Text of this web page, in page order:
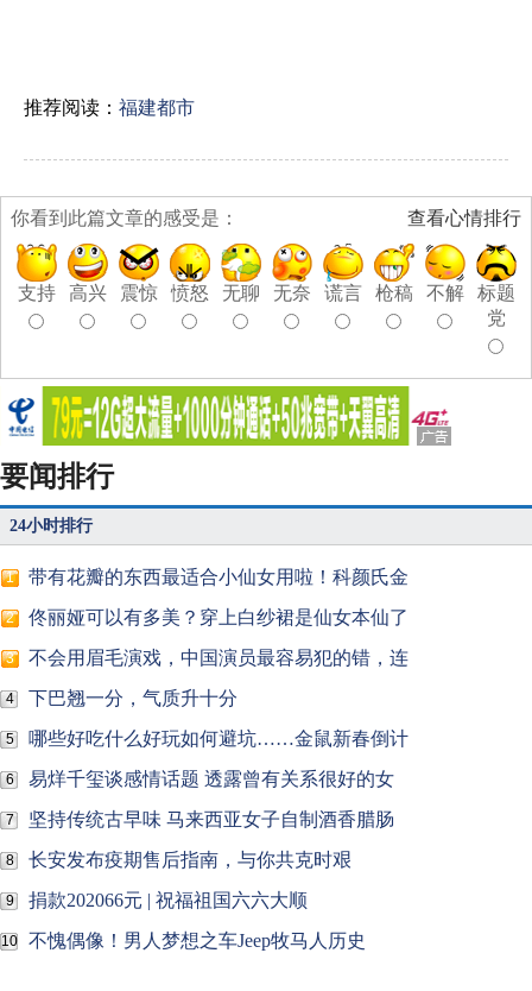
推荐阅读： 福建都市
查看心情排行
你看到此篇文章的感受是：
支持 高兴 震惊 愤怒 无聊 无奈 谎言 枪稿 不解
标题
党
要闻排行
24小时排行
1 带有花瓣的东西最适合小仙女用啦！科颜氏金
2 佟丽娅可以有多美？穿上白纱裙是仙女本仙了
3 不会用眉毛演戏，中国演员最容易犯的错，连
4 下巴翘一分，气质升十分
5 哪些好吃什么好玩如何避坑……金鼠新春倒计
6 易烊千玺谈感情话题 透露曾有关系很好的女
7 坚持传统古早味 马来西亚女子自制酒香腊肠
8 长安发布疫期售后指南，与你共克时艰
9 捐款202066元 | 祝福祖国六六大顺
10 不愧偶像！男人梦想之车Jeep牧马人历史